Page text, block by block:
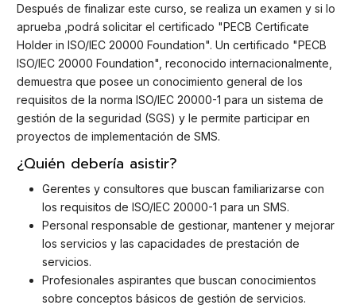
Después de finalizar este curso, se realiza un examen y si lo
aprueba ,podrá solicitar el certificado "PECB Certificate
Holder in ISO/IEC 20000 Foundation". Un certificado "PECB
ISO/IEC 20000 Foundation", reconocido internacionalmente,
demuestra que posee un conocimiento general de los
requisitos de la norma ISO/IEC 20000-1 para un sistema de
gestión de la seguridad (SGS) y le permite participar en
proyectos de implementación de SMS.
¿Quién debería asistir?
Gerentes y consultores que buscan familiarizarse con
los requisitos de ISO/IEC 20000-1 para un SMS.
Personal responsable de gestionar, mantener y mejorar
los servicios y las capacidades de prestación de
servicios.
Profesionales aspirantes que buscan conocimientos
sobre conceptos básicos de gestión de servicios.